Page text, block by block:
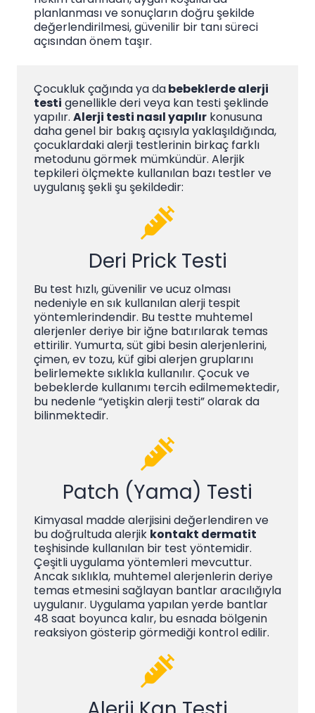
planlanması ve sonuçların doğru şekilde
değerlendirilmesi, güvenilir bir tanı süreci
açısından önem taşır.
Çocukluk çağında ya dabebeklerde alerji
testi genellikle deri veya kan testi şeklinde
yapılır. Alerji testi nasıl yapılır konusuna
daha genel bir bakış açısıyla yaklaşıldığında,
çocuklardaki alerji testlerinin birkaç farklı
metodunu görmek mümkündür. Alerjik
tepkileri ölçmekte kullanılan bazı testler ve
uygulanış şekli şu şekildedir:
Deri Prick Testi
Bu test hızlı, güvenilir ve ucuz olması
nedeniyle en sık kullanılan alerji tespit
yöntemlerindendir. Bu testte muhtemel
alerjenler deriye bir iğne batırılarak temas
ettirilir. Yumurta, süt gibi besin alerjenlerini,
çimen, ev tozu, küf gibi alerjen gruplarını
belirlemekte sıklıkla kullanılır. Çocuk ve
bebeklerde kullanımı tercih edilmemektedir,
bu nedenle “yetişkin alerji testi” olarak da
bilinmektedir.
Patch (Yama) Testi
Kimyasal madde alerjisini değerlendiren ve
bu doğrultuda alerjik kontakt dermatit
teşhisinde kullanılan bir test yöntemidir.
Çeşitli uygulama yöntemleri mevcuttur.
Ancak sıklıkla, muhtemel alerjenlerin deriye
temas etmesini sağlayan bantlar aracılığıyla
uygulanır. Uygulama yapılan yerde bantlar
48 saat boyunca kalır, bu esnada bölgenin
reaksiyon gösterip görmediği kontrol edilir.